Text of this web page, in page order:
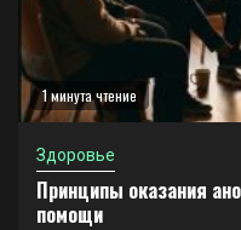
1 минута чтение
Здоровье
Принципы оказания
помощи